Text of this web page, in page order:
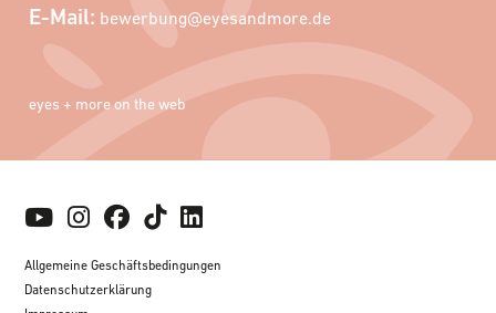
E-Mail: bewerbung@eyesandmore.de
eyes + more on the web
Allgemeine Geschäftsbedingungen
Datenschutzerklärung